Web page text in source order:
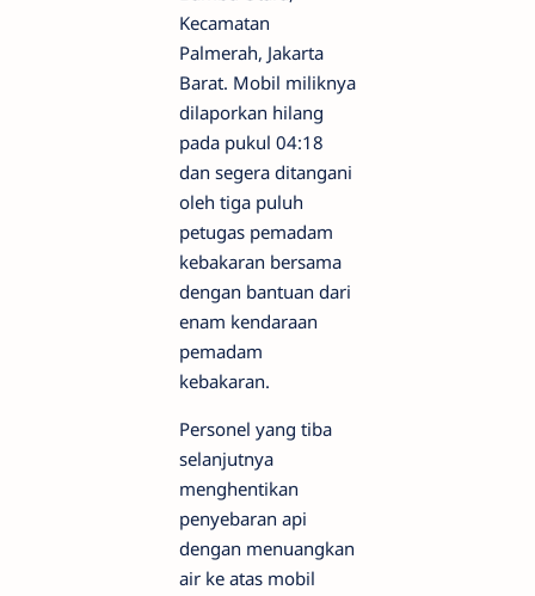
Kecamatan
Palmerah, Jakarta
Barat. Mobil miliknya
dilaporkan hilang
pada pukul 04:18
dan segera ditangani
oleh tiga puluh
petugas pemadam
kebakaran bersama
dengan bantuan dari
enam kendaraan
pemadam
kebakaran.
Personel yang tiba
selanjutnya
menghentikan
penyebaran api
dengan menuangkan
air ke atas mobil